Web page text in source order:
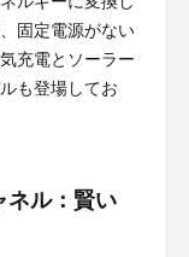
固定電源がない
充電とソーラー
も登場してお
ネル：賢い